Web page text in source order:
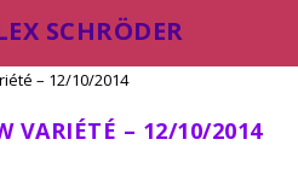
SCHRÖDER
VARIÉTÉ – 12/10/2014